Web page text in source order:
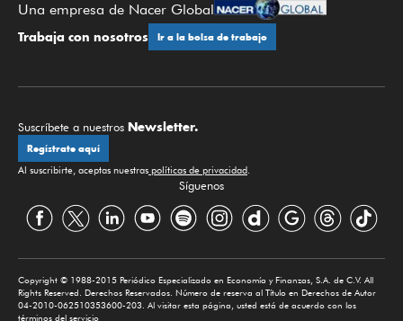
Una empresa de Nacer Global
Trabaja con nosotros Ir a la bolsa de trabajo
Suscríbete a nuestros Newsletter.
Regístrate aquí
Al suscribirte, aceptas nuestras políticas de privacidad.
Síguenos
Copyright © 1988-2015 Periódico Especializado en Economía y Finanzas, S.A. de C.V. All
Rights Reserved. Derechos Reservados. Número de reserva al Título en Derechos de Autor
04-2010-062510353600-203. Al visitar esta página, usted está de acuerdo con los
términos del servicio